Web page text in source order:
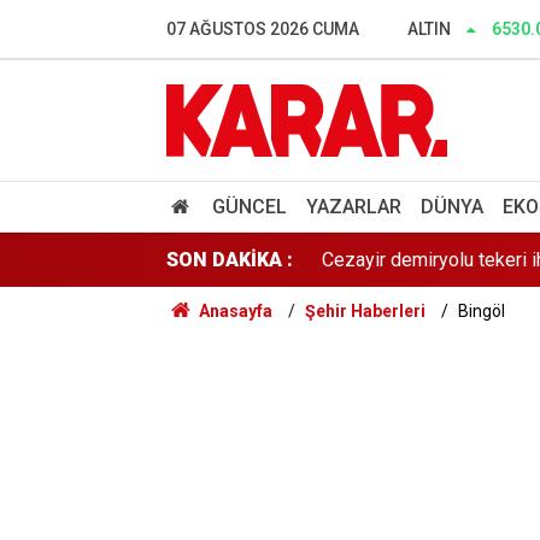
07 AĞUSTOS 2026 CUMA ALTIN
GÜNCEL YAZARLAR DÜNYA
SON DAKİKA :
Dalgıçlar bile işin
Tahliye edilen
Cezayir demiryolu tekeri
Günaydın YENİ Parti
Çerçeve yasa sonrası
Anasayfa Şehir Haberleri Bingöl